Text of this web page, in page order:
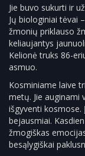
Jie buvo sukurti ir
Jų biologiniai tėvai
žmonių priklauso
keliaujantys
Kelionė truks 86-
asmuo.
Kosminiame laive
metų. Jie auginami
išgyventi kosmose.
bejausmiai.
žmogiškas
besąlygiškai